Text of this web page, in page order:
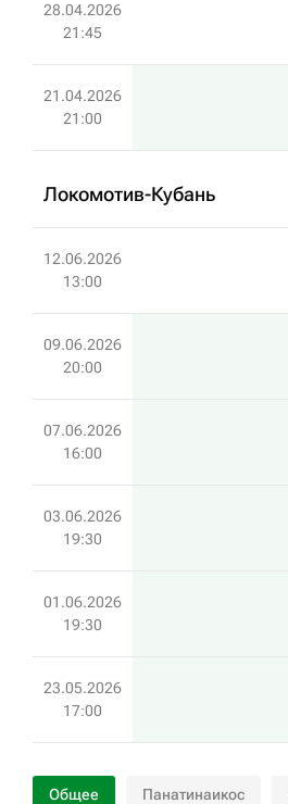
28.04.2026
21:45
21.04.2026
21:00
Локомотив-Кубань
12.06.2026
13:00
09.06.2026
20:00
07.06.2026
16:00
03.06.2026
19:30
01.06.2026
19:30
23.05.2026
17:00
Общее Панатинаикос